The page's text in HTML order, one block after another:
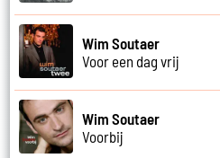
Wim Soutaer
Voor een dag vrij
Wim Soutaer
Voorbij